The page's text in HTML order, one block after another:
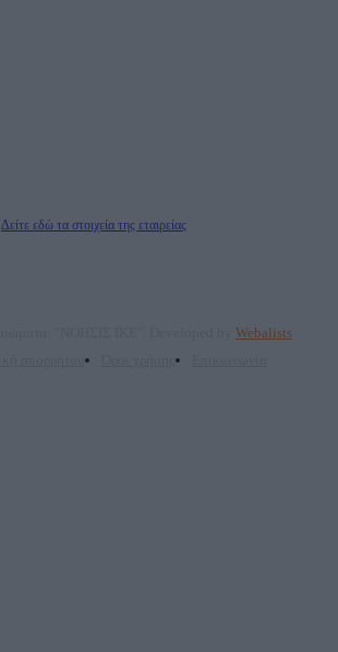
Δείτε εδώ τα στοιχεία της εταιρείας
Webalists